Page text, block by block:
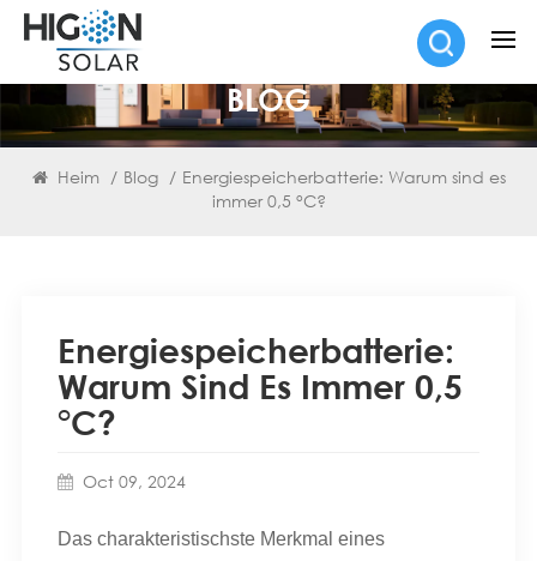
BLOG
Heim / Blog / Energiespeicherbatterie: Warum sind es
immer 0,5 °C?
Energiespeicherbatterie:
Warum Sind Es Immer 0,5
°C?
Oct 09, 2024
Das charakteristischste Merkmal eines